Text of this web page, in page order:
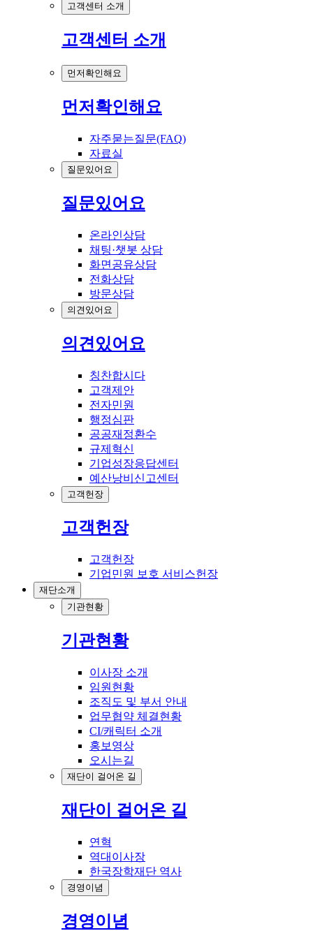
고객센터 소개
고객센터 소개
먼저확인해요
먼저확인해요
자주묻는질문(FAQ)
자료실
질문있어요
질문있어요
온라인상담
채팅·챗봇 상담
화면공유상담
전화상담
방문상담
의견있어요
의견있어요
칭찬합시다
고객제안
전자민원
행정심판
공공재정환수
규제혁신
기업성장응답센터
예산낭비신고센터
고객헌장
고객헌장
고객헌장
기업민원 보호 서비스헌장
재단소개
기관현황
기관현황
이사장 소개
임원현황
조직도 및 부서 안내
업무협약 체결현황
CI/캐릭터 소개
홍보영상
오시는길
재단이 걸어온 길
재단이 걸어온 길
연혁
역대이사장
한국장학재단 역사
경영이념
경영이념